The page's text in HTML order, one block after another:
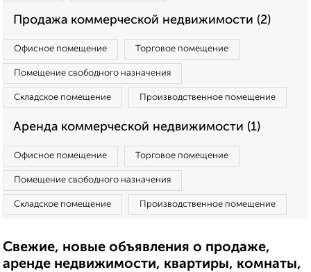
Продажа коммерческой недвижимости (2)
Офисное помещение Торговое помещение
Помещение свободного назначения
Складское помещение Производственное помещение
Аренда коммерческой недвижимости (1)
Офисное помещение Торговое помещение
Помещение свободного назначения
Складское помещение Производственное помещение
Свежие, новые объявления о продаже,
аренде недвижимости, квартиры, комнаты,